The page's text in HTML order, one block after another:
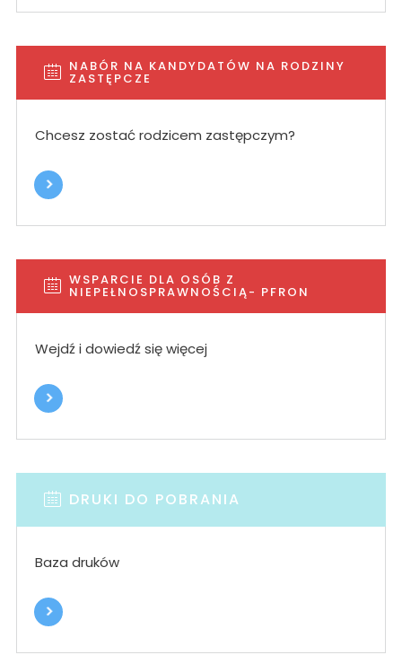
NABÓR NA KANDYDATÓW NA RODZINY
ZASTĘPCZE
Chcesz zostać rodzicem zastępczym?
WSPARCIE DLA OSÓB Z
NIEPEŁNOSPRAWNOŚCIĄ- PFRON
Wejdź i dowiedź się więcej
DRUKI DO POBRANIA
Baza druków